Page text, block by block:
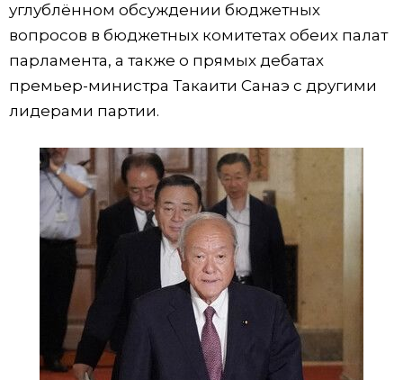
углублённом обсуждении бюджетных
вопросов в бюджетных комитетах обеих палат
парламента, а также о прямых дебатах
премьер-министра Такаити Санаэ с другими
лидерами партии.